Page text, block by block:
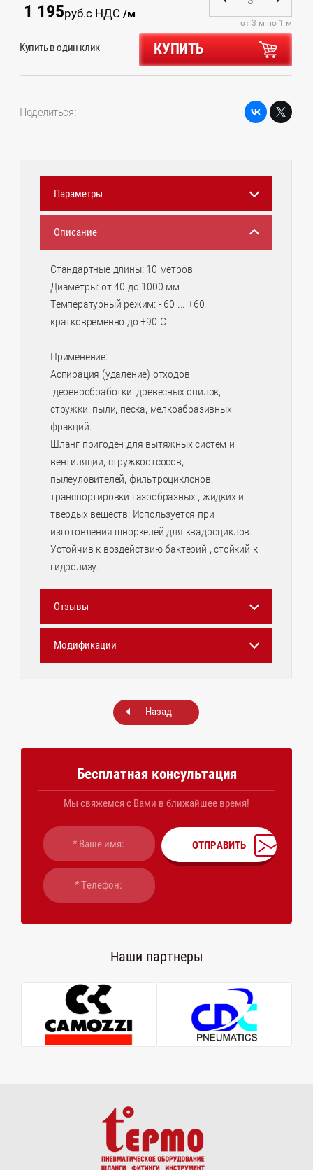
1 195руб.с НДС /м
от 3 м по 1 м
КУПИТЬ
Купить в один клик
Поделиться:
Параметры
Описание
Стандартные длины: 10 метров
Диаметры: от 40 до 1000 мм
Температурный режим: - 60 ... +60,
кратковременно до +90 C
Применение:
Аспирация (удаление) отходов
деревообработки: древесных опилок,
стружки, пыли, песка, мелкоабразивных
фракций.
Шланг пригоден для вытяжных систем и
вентиляции, стружкоотсосов,
пылеуловителей, фильтроциклонов,
транспортировки газообразных , жидких и
твердых веществ; Используется при
изготовления шноркелей для квадроциклов.
Устойчив к воздействию бактерий , стойкий к
гидролизу.
Отзывы
Модификации
Назад
Бесплатная консультация
Мы свяжемся с Вами в ближайшее время!
ОТПРАВИТЬ
Наши партнеры